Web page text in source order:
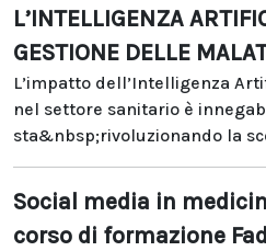
L’INTELLIGENZA
GESTIONE DELLE
L’impatto dell’Intelligenza
nel settore sanitario è
sta&nbsp;rivoluzionando la
Social media in
corso di formazione Fad